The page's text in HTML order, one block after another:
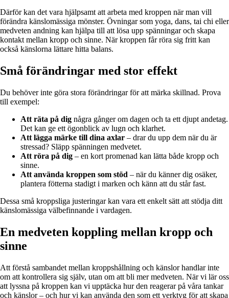
Därför kan det vara hjälpsamt att arbeta med kroppen när man vill
förändra känslomässiga mönster. Övningar som yoga, dans, tai chi eller
medveten andning kan hjälpa till att lösa upp spänningar och skapa
kontakt mellan kropp och sinne. När kroppen får röra sig fritt kan
också känslorna lättare hitta balans.
Små förändringar med stor effekt
Du behöver inte göra stora förändringar för att märka skillnad. Prova
till exempel:
Att räta på dig några gånger om dagen och ta ett djupt andetag.
Det kan ge ett ögonblick av lugn och klarhet.
Att lägga märke till dina axlar – drar du upp dem när du är
stressad? Släpp spänningen medvetet.
Att röra på dig – en kort promenad kan lätta både kropp och
sinne.
Att använda kroppen som stöd – när du känner dig osäker,
plantera fötterna stadigt i marken och känn att du står fast.
Dessa små kroppsliga justeringar kan vara ett enkelt sätt att stödja ditt
känslomässiga välbefinnande i vardagen.
En medveten koppling mellan kropp och
sinne
Att förstå sambandet mellan kroppshållning och känslor handlar inte
om att kontrollera sig själv, utan om att bli mer medveten. När vi lär oss
att lyssna på kroppen kan vi upptäcka hur den reagerar på våra tankar
och känslor – och hur vi kan använda den som ett verktyg för att skapa